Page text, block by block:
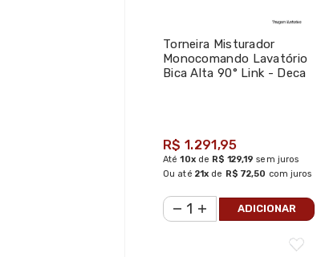
Torneira Misturador
Monocomando Lavatório
Bica Alta 90° Link - Deca
R$ 1.291,95
Até10xde R$ 129,19 sem juros
Ou até 21x de R$ 72,50 com juros
ADICIONAR